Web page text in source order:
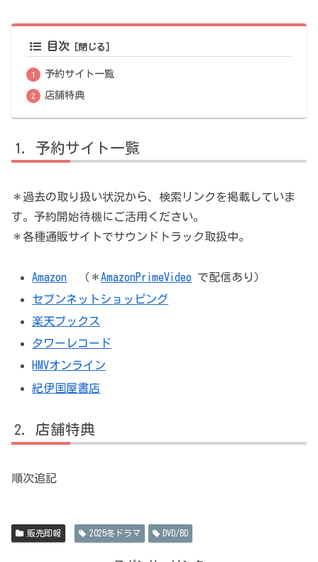
目次
予約サイト一覧
店舗特典
予約サイト一覧
＊過去の取り扱い状況から、検索リンクを掲載していま
す。予約開始待機にご活用ください。
＊各種通販サイトでサウンドトラック取扱中。
Amazon （＊AmazonPrimeVideo で配信あり）
セブンネットショッピング
楽天ブックス
タワーレコード
HMVオンライン
紀伊国屋書店
店舗特典
順次追記
販売即報 2025冬ドラマ DVD/BD